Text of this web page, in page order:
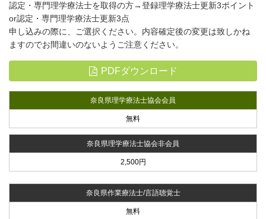
認定・専門理学療法士を取得の方→登録理学療法士更新3ポイント
or認定・専門理学療法士更新3点
申し込みの際に、ご選択ください。内容確定後の変更は致しかね
ますのでお間違いのないようご注意ください。
PDFダウンロード
奈良県理学療法士協会会員
無料
奈良県理学療法士協会非会員
2,500円
奈良県作業療法士/言語聴覚士
無料